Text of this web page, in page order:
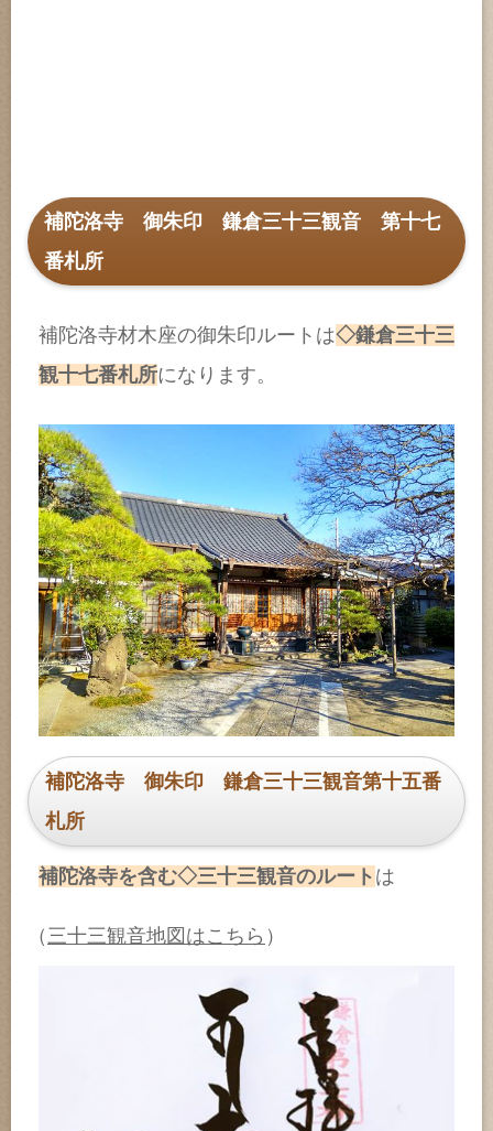
補陀洛寺 御朱印 鎌倉三十三観音 第十七
番札所
補陀洛寺材木座の御朱印ルートは◇鎌倉三十三
観十七番札所になります。
補陀洛寺 御朱印 鎌倉三十三観音第十五番
札所
補陀洛寺を含む◇三十三観音のルート は
（三十三観音地図はこちら ）